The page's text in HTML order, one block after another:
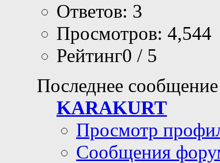
Ответов: 3
Просмотров: 4,544
Рейтинг0 / 5
Последнее
KARAKURT
Просмотр
Сообщения